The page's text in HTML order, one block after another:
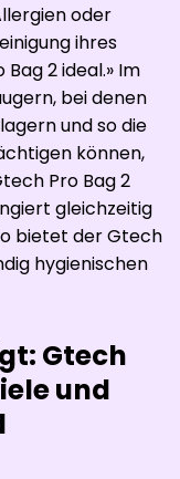
oder
ihres
2 ideal.» Im
bei denen
und so die
können,
Pro Bag 2
gleichzeitig
bietet der Gtech
hygienischen
Gtech
und